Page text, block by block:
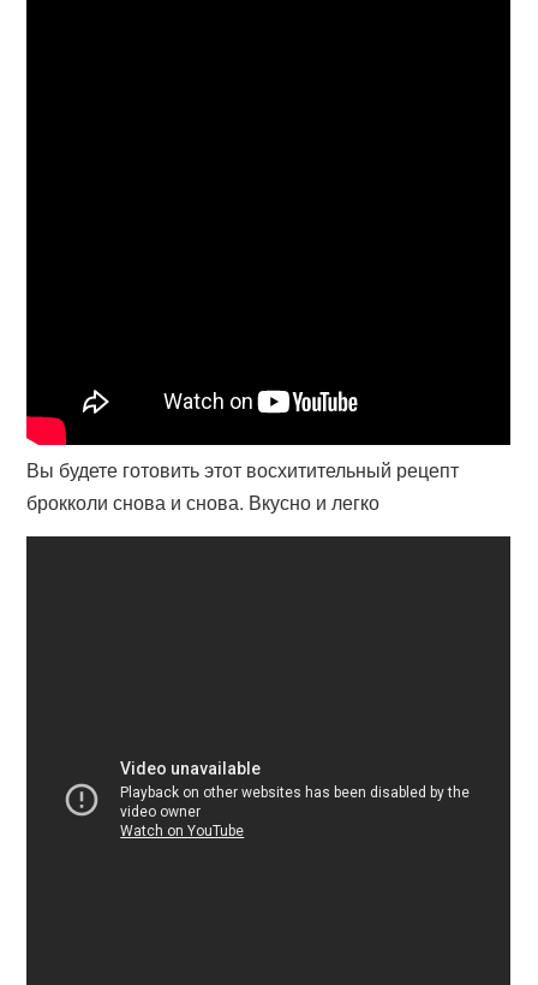
Вы будете готовить этот восхитительный рецепт
брокколи снова и снова. Вкусно и легко